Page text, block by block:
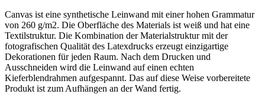
Canvas ist eine synthetische Leinwand mit einer hohen Grammatur
von 260 g/m2. Die Oberfläche des Materials ist weiß und hat eine
Textilstruktur. Die Kombination der Materialstruktur mit der
fotografischen Qualität des Latexdrucks erzeugt einzigartige
Dekorationen für jeden Raum. Nach dem Drucken und
Ausschneiden wird die Leinwand auf einen echten
Kieferblendrahmen aufgespannt. Das auf diese Weise vorbereitete
Produkt ist zum Aufhängen an der Wand fertig.